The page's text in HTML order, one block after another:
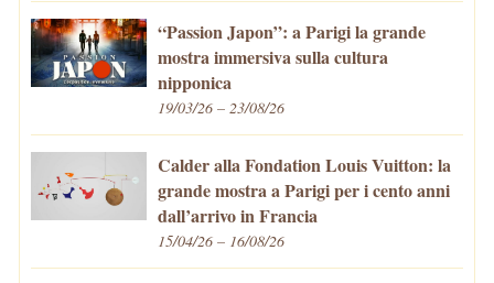
“Passion Japon”: a Parigi la grande
mostra immersiva sulla cultura
nipponica
19/03/26 – 23/08/26
Calder alla Fondation Louis Vuitton: la
grande mostra a Parigi per i cento anni
dall’arrivo in Francia
15/04/26 – 16/08/26